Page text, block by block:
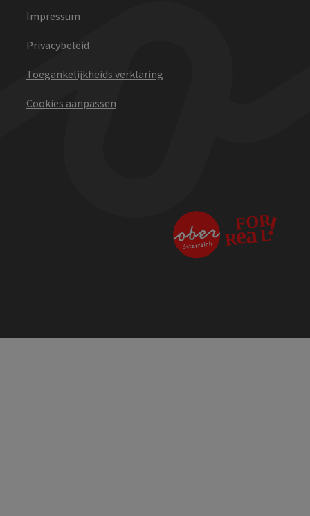
Impressum
Privacybeleid
Toegankelijkheids verklaring
Cookies aanpassen